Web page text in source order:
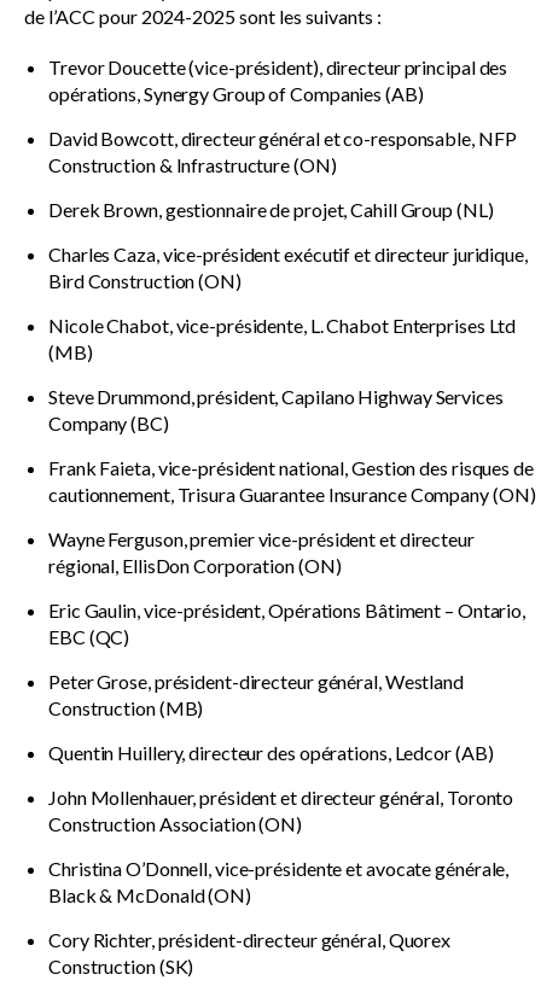
de l’ACC pour 2024-2025 sont les suivants :
Trevor Doucette (vice-président), directeur principal des
opérations, Synergy Group of Companies (AB)
David Bowcott, directeur général et co-responsable, NFP
Construction & Infrastructure (ON)
Derek Brown, gestionnaire de projet, Cahill Group (NL)
Charles Caza, vice-président exécutif et directeur juridique,
Bird Construction (ON)
Nicole Chabot, vice-présidente, L. Chabot Enterprises Ltd
(MB)
Steve Drummond, président, Capilano Highway Services
Company (BC)
Frank Faieta, vice-président national, Gestion des risques de
cautionnement, Trisura Guarantee Insurance Company (ON)
Wayne Ferguson, premier vice-président et directeur
régional, EllisDon Corporation (ON)
Eric Gaulin, vice-président, Opérations Bâtiment – Ontario,
EBC (QC)
Peter Grose, président-directeur général, Westland
Construction (MB)
Quentin Huillery, directeur des opérations, Ledcor (AB)
John Mollenhauer, président et directeur général, Toronto
Construction Association (ON)
Christina O’Donnell, vice-présidente et avocate générale,
Black & McDonald (ON)
Cory Richter, président-directeur général, Quorex
Construction (SK)